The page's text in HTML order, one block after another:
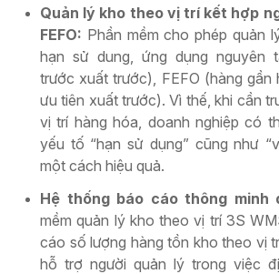
Quản lý kho theo vị trí kết hợp
FEFO: Phần mềm cho phép quản
hạn sử dung, ứng dụng nguyên
trước xuất trước), FEFO (hàng gần
ưu tiên xuất trước). Vì thế, khi cần
vị trí hàng hóa, doanh nghiệp có
yếu tố “hạn sử dụng” cũng như
một cách hiệu quả.
Hệ thống báo cáo thông minh
mềm quản lý kho theo vị trí 3S
cáo số lượng hàng tồn kho theo vị
hỗ trợ người quản lý trong việc